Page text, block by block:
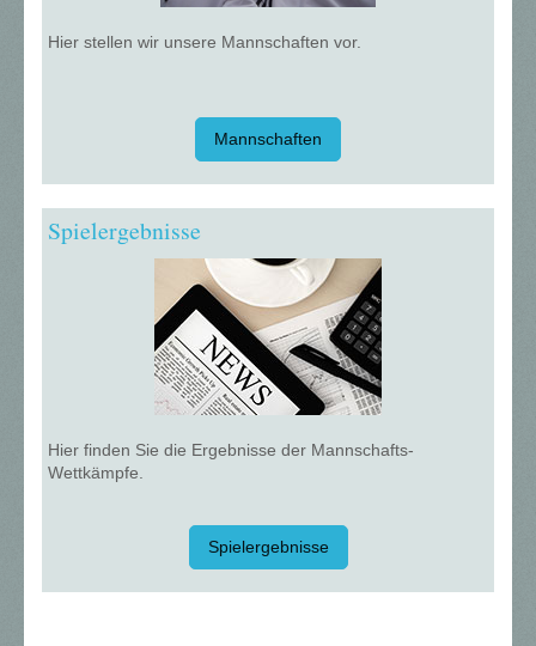
Hier stellen wir unsere Mannschaften vor.
Mannschaften
Spielergebnisse
Hier finden Sie die Ergebnisse der Mannschafts-
Wettkämpfe.
Spielergebnisse